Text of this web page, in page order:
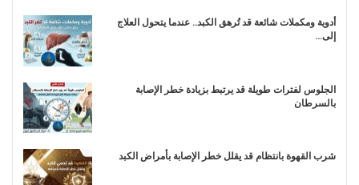
أدوية ومكملات شائعة قد تُرهق الكبد.. عندما يتحول العلاج
إلى…
الجلوس لفترات طويلة قد يرتبط بزيادة خطر الإصابة
بالسرطان
شرب القهوة بانتظام قد يقلل خطر الإصابة بأمراض الكبد